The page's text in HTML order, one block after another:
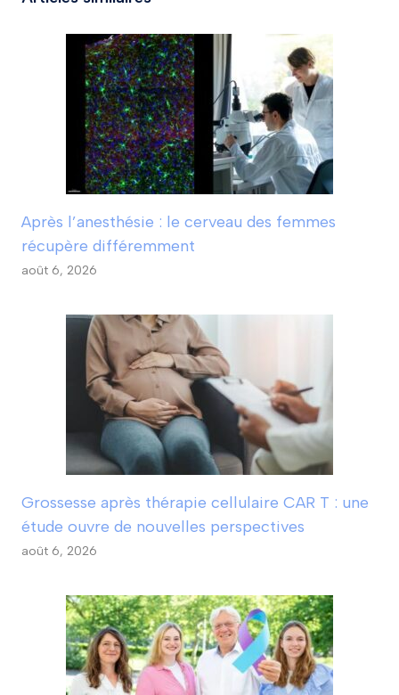
Après l’anesthésie : le cerveau des femmes
récupère différemment
août 6, 2026
Grossesse après thérapie cellulaire CAR T : une
étude ouvre de nouvelles perspectives
août 6, 2026